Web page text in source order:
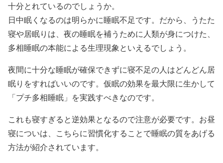
十分とれているのでしょうか。
日中眠くなるのは明らかに睡眠不足です。だから、うたた
寝や居眠りは、夜の睡眠を補うために人類が身につけた、
多相睡眠の本能による生理現象といえるでしょう。
夜間に十分な睡眠が確保できずに寝不足の人はどんどん居
眠りをすればいいのです。仮眠の効果を最大限に生かして
「プチ多相睡眠」を実践すべきなのです。
これも寝すぎると逆効果となるので注意が必要です。お昼
寝についは、こちらに習慣化することで睡眠の質をあげる
方法が紹介されています。